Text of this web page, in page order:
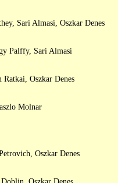
Sari Almasi, Oszkar Denes
Palffy, Sari Almasi
Oszkar Denes
Molnar
Oszkar Denes